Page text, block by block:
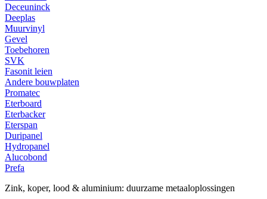
Deceuninck
Deeplas
Muurvinyl
Gevel
Toebehoren
SVK
Fasonit leien
Andere bouwplaten
Promatec
Eterboard
Eterbacker
Eterspan
Duripanel
Hydropanel
Alucobond
Prefa
Zink, koper, lood & aluminium: duurzame metaaloplossingen